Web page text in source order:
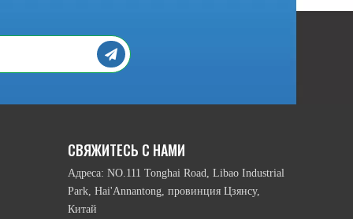
СВЯЖИТЕСЬ С НАМИ
Адреса: NO.111 Tonghai Road, Libao Industrial
Park, Hai'Annantong, провинция Цзянсу,
Китай